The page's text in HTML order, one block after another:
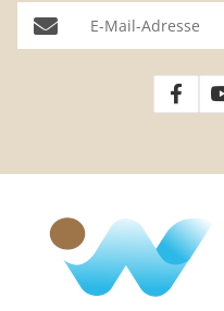
E-Mail-Adresse